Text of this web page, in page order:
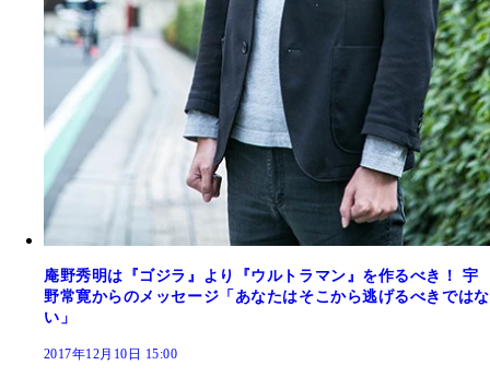
庵野秀明は『ゴジラ』より『ウルトラマン』を作るべき！ 宇
野常寛からのメッセージ「あなたはそこから逃げるべきではな
い」
2017年12月10日 15:00